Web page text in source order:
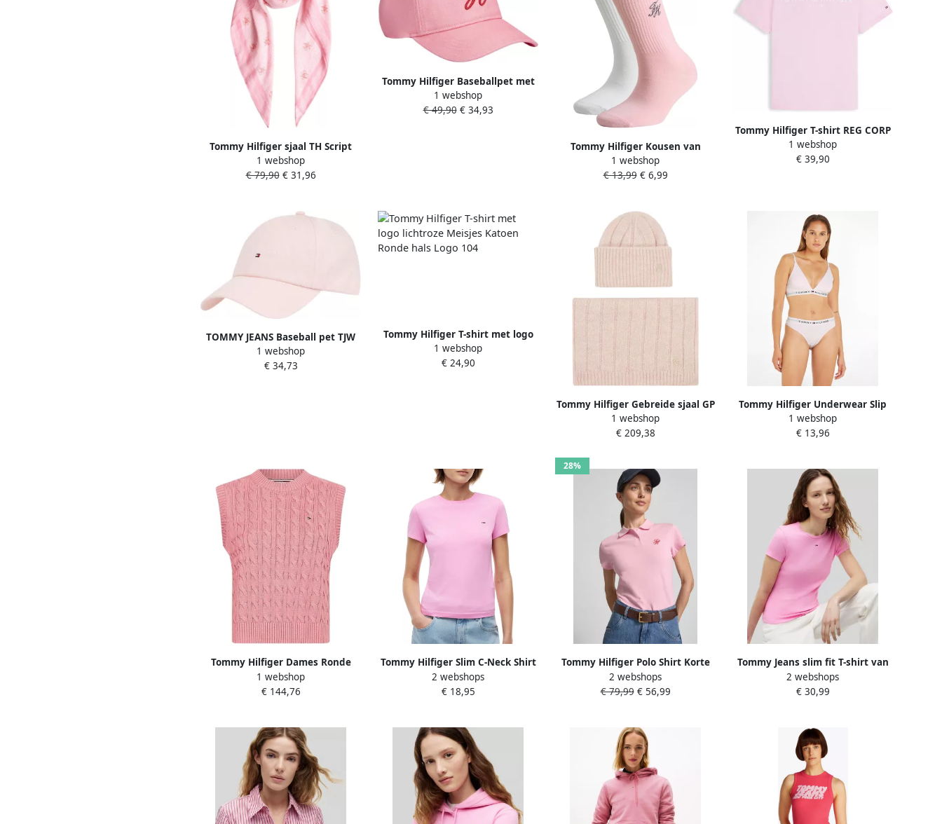
Tommy Hilfiger sjaal TH Script
Monogram roze
1 webshop
€ 79,90€ 31,96
Tommy Hilfiger Baseballpet met
geborduurd logo
1 webshop
€ 49,90€ 34,93
Tommy Hilfiger Kousen van
katoenmix in een Set van 2
1 webshop
€ 13,99€ 6,99
Tommy Hilfiger T-shirt REG CORP
LOGO C-NK SS met een logo-
opschrift
1 webshop
€ 39,90
TOMMY JEANS Baseball pet TJW
LINEAR LOGO 6 PANEL CAP
1 webshop
€ 34,73
Tommy Hilfiger T-shirt met logo
lichtroze Meisjes Katoen Ronde
hals Logo 104
1 webshop
€ 24,90
Tommy Hilfiger Gebreide sjaal GP
TH TIMELESS BEANIE + SCARF
Cadeauset (set)
1 webshop
€ 209,38
Tommy Hilfiger Underwear Slip
THONG met tommy hilfiger
merklabel
1 webshop
€ 13,96
Tommy Hilfiger Dames Ronde
Hals Kabelgebreide Vest Pink
Dames
1 webshop
€ 144,76
Tommy Hilfiger Slim C-Neck Shirt
Dames
2 webshops
€ 18,95
28%
Tommy Hilfiger Polo Shirt Korte
Mouw Ww0ww49259
2 webshops
€ 79,99€ 56,99
Tommy Jeans slim fit T-shirt van
katoenmix in ribtricot
2 webshops
€ 30,99